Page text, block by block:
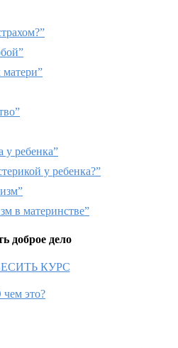
матери”
у ребенка”
у ребенка?”
в материнстве”
доброе дело
КУРС
это?